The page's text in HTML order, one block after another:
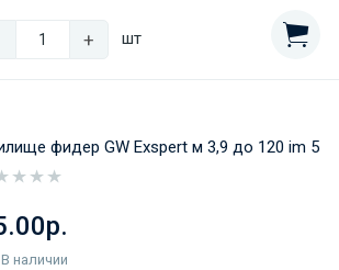
+ шт
фидер GW Exspert м 3,9 до 120 im 5
В наличии